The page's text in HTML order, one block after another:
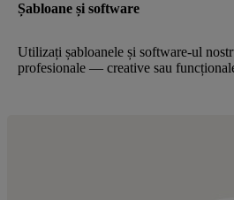
Șabloane și software
Utilizați șabloanele și software-ul
profesionale — creative sau